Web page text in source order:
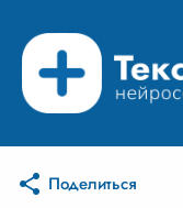
Режимы нейросети
Поделиться